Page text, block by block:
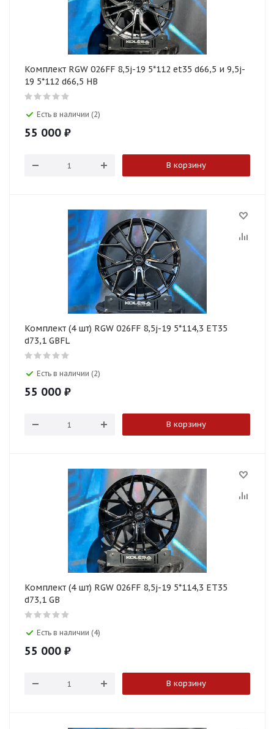
Комплект RGW 026FF 8,5j-19 5*112 et35 d66,5 и 9,5j-
19 5*112 d66,5 HB
Есть в наличии (2)
55 000 ₽
В корзину
Комплект (4 шт) RGW 026FF 8,5j-19 5*114,3 ET35
d73,1 GBFL
Есть в наличии (2)
55 000 ₽
В корзину
Комплект (4 шт) RGW 026FF 8,5j-19 5*114,3 ET35
d73,1 GB
Есть в наличии (4)
55 000 ₽
В корзину